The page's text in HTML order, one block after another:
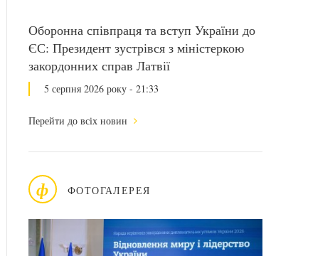
Оборонна співпраця та вступ України до
ЄС: Президент зустрівся з міністеркою
закордонних справ Латвії
5 серпня 2026 року - 21:33
Перейти до всіх новин
ф ФОТОГАЛЕРЕЯ